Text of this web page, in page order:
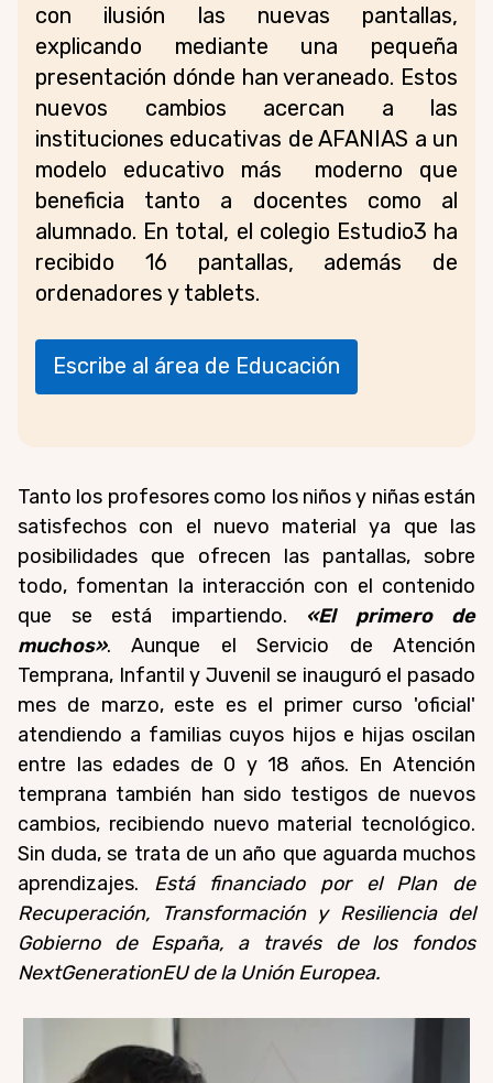
con ilusión las nuevas pantallas,
explicando mediante una pequeña
presentación dónde han veraneado. Estos
nuevos cambios acercan a las
instituciones educativas de AFANIAS a un
modelo educativo más moderno que
beneficia tanto a docentes como al
alumnado. En total, el colegio Estudio3 ha
recibido 16 pantallas, además de
ordenadores y tablets.
Escribe al área de Educación
Tanto los profesores como los niños y niñas están
satisfechos con el nuevo material ya que las
posibilidades que ofrecen las pantallas, sobre
todo, fomentan la interacción con el contenido
que se está impartiendo. «El primero de
muchos». Aunque el Servicio de Atención
Temprana, Infantil y Juvenil se inauguró el pasado
mes de marzo, este es el primer curso 'oficial'
atendiendo a familias cuyos hijos e hijas oscilan
entre las edades de 0 y 18 años. En Atención
temprana también han sido testigos de nuevos
cambios, recibiendo nuevo material tecnológico.
Sin duda, se trata de un año que aguarda muchos
aprendizajes. Está financiado por el Plan de
Recuperación, Transformación y Resiliencia del
Gobierno de España, a través de los fondos
NextGenerationEU de la Unión Europea.